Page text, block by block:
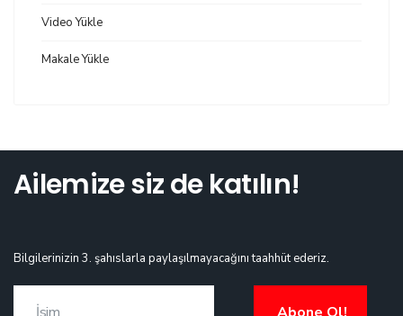
Video Yükle
Makale Yükle
Ailemize siz de katılın!
Bilgilerinizin 3. şahıslarla paylaşılmayacağını taahhüt ederiz.